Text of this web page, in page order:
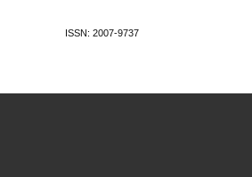
ISSN: 2007-9737